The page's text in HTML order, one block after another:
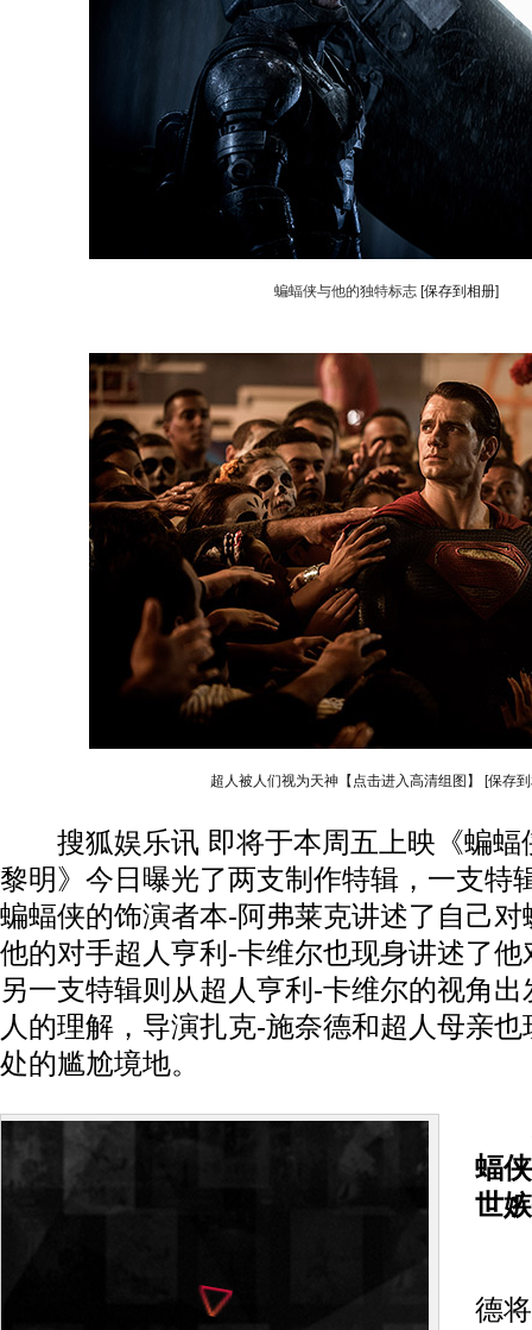
蝙蝠侠与他的独特标志 [保存到相册]
超人被人们视为天神【点击进入高清组图】 [保存
搜狐娱乐讯 即将于本周五上映《蝙蝠
黎明》今日曝光了两支制作特辑，一支特
蝙蝠侠的饰演者本-阿弗莱克讲述了自己
他的对手超人亨利-卡维尔也现身讲述了
另一支特辑则从超人亨利-卡维尔的视角
人的理解，导演扎克-施奈德和超人母亲
处的尴尬境地。
蝠
世
德
动物系恋人啊 | 钟欣潼体验爱情哲学 南